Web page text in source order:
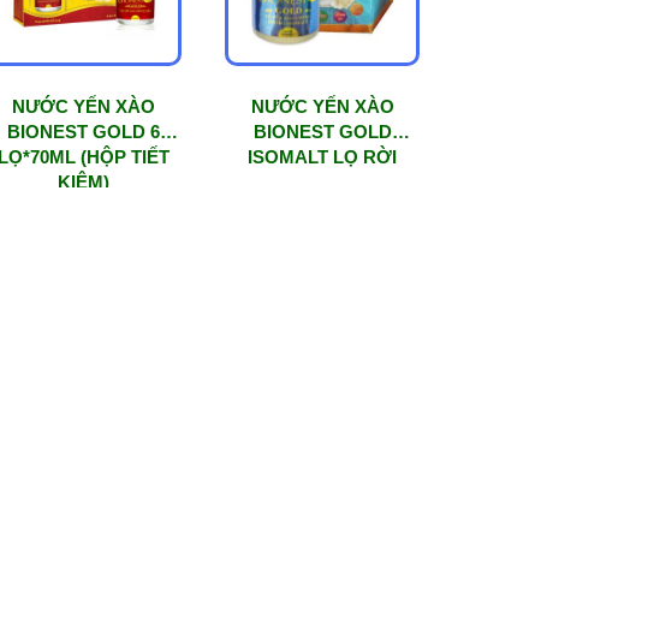
NƯỚC YẾN XÀO
BIONEST GOLD 6
LỌ*70ML (HỘP TIẾT
KIỆM)
NƯỚC YẾN XÀO
BIONEST GOLD
ISOMALT LỌ RỜI